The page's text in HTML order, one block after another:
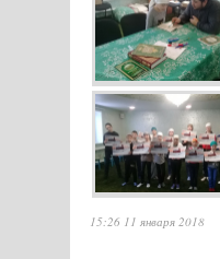
15:26 11 января 2018